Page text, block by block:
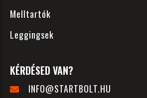
Melltartók
Leggingsek
KÉRDÉSED VAN?
INFO@STARTBOLT.HU